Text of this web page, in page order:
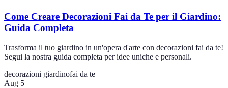
Come Creare Decorazioni Fai da Te per il Giardino:
Guida Completa
Trasforma il tuo giardino in un'opera d'arte con decorazioni fai da te!
Segui la nostra guida completa per idee uniche e personali.
decorazioni giardinofai da te
Aug 5